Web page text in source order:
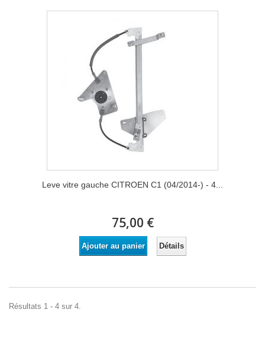
Leve vitre gauche CITROEN C1 (04/2014-) - 4...
75,00 €
Ajouter au panier Détails
Résultats 1 - 4 sur 4.